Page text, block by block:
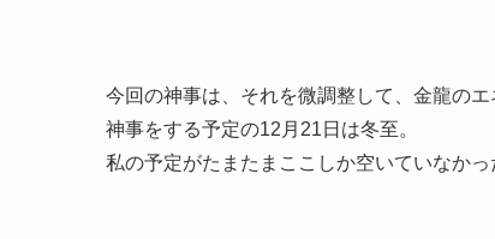
今回の神事は、それを微調整して、金龍の
神事をする予定の12月21日は冬至。
私の予定がたまたまここしか空いていなか